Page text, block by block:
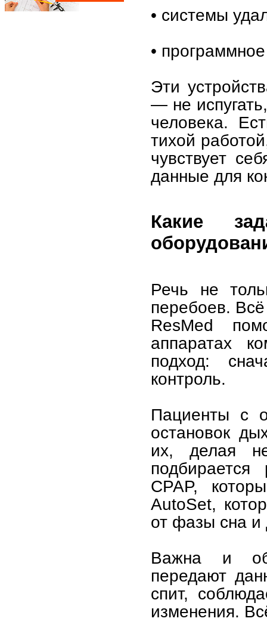
• системы
•
Эти
— не
человека.
тихой
чувствует
данные для
Какие
Речь не
перебоев.
ResMed
аппаратах
подход:
контроль.
Пациенты с
остановок
их, делая
CPAP,
AutoSet,
от фазы сна и
Важна и
передают
спит,
изменения.